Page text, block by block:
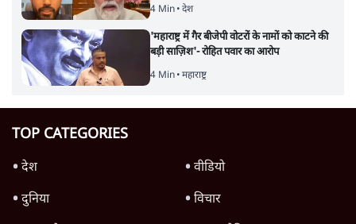
4 Min• देश
'महाराष्ट्र में गैर बीजेपी वोटरों के नामों को काटने की
बड़ी साज़िश'- रोहित पवार का आरोप
4 Min• महाराष्ट्र
TOP CATEGORIES
देश
वीडियो
दुनिया
विचार